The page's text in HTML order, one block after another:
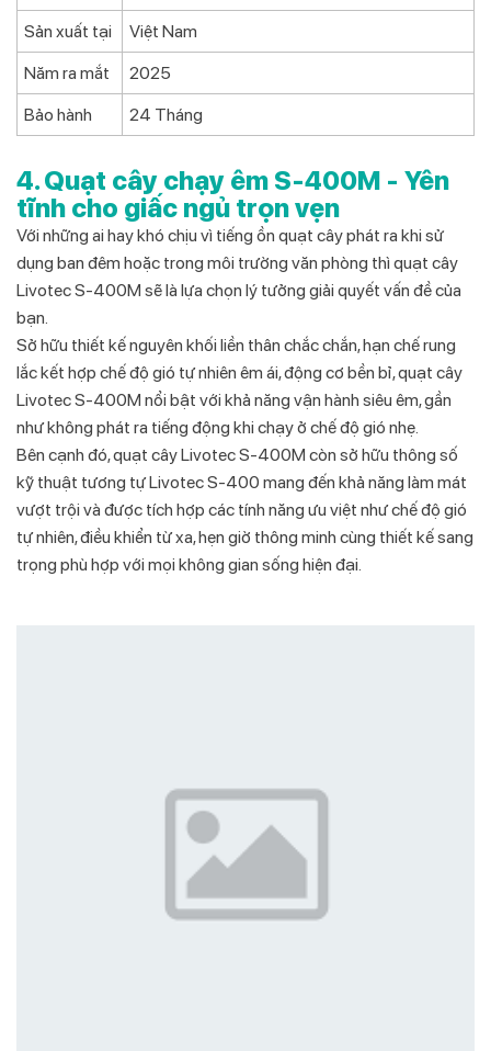
Sản xuất tại
Việt Nam
Năm ra mắt
2025
Bảo hành
24 Tháng
4. Quạt cây chạy êm S-400M - Yên
tĩnh cho giấc ngủ trọn vẹn
Với những ai hay khó chịu vì tiếng ồn quạt cây phát ra khi sử
dụng ban đêm hoặc trong môi trường văn phòng thì quạt cây
Livotec S-400M sẽ là lựa chọn lý tưởng giải quyết vấn đề của
bạn.
Sở hữu thiết kế nguyên khối liền thân chắc chắn, hạn chế rung
lắc kết hợp chế độ gió tự nhiên êm ái, động cơ bền bỉ, quạt cây
Livotec S-400M nổi bật với khả năng vận hành siêu êm, gần
như không phát ra tiếng động khi chạy ở chế độ gió nhẹ.
Bên cạnh đó, quạt cây Livotec S-400M còn sở hữu thông số
kỹ thuật tương tự Livotec S-400 mang đến khả năng làm mát
vượt trội và được tích hợp các tính năng ưu việt như chế độ gió
tự nhiên, điều khiển từ xa, hẹn giờ thông minh cùng thiết kế sang
trọng phù hợp với mọi không gian sống hiện đại.